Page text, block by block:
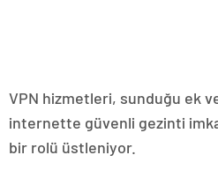
VPN hizmetleri, sunduğu ek
internette güvenli gezinti
bir rolü üstleniyor.